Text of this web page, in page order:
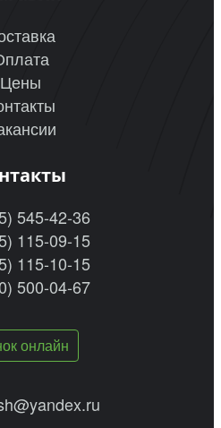
Цены
545-42-36
115-09-15
115-10-15
500-04-67
онлайн